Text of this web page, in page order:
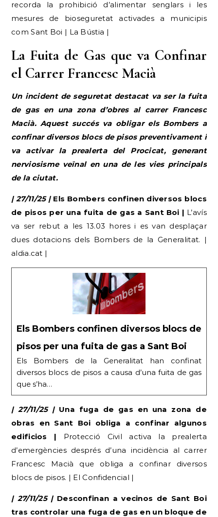
recorda la prohibició d’alimentar senglars i les
mesures de bioseguretat activades a municipis
com Sant Boi | La Bústia |
La Fuita de Gas que va Confinar
el Carrer Francesc Macià
Un incident de seguretat destacat va ser la fuita
de gas en una zona d’obres al carrer Francesc
Macià. Aquest succés va obligar els Bombers a
confinar diversos blocs de pisos preventivament i
va activar la prealerta del Procicat, generant
nerviosisme veïnal en una de les vies principals
de la ciutat.
| 27/11/25 |Els Bombers confinen diversos blocs
de pisos per una fuita de gas a Sant Boi | L’avís
va ser rebut a les 13.03 hores i es van desplaçar
dues dotacions dels Bombers de la Generalitat. |
aldia.cat |
Els Bombers confinen diversos blocs de
pisos per una fuita de gas a Sant Boi
Els Bombers de la Generalitat han confinat
diversos blocs de pisos a causa d’una fuita de gas
que s’ha…
| 27/11/25 |Una fuga de gas en una zona de
obras en Sant Boi obliga a confinar algunos
edificios | Protecció Civil activa la prealerta
d’emergències després d’una incidència al carrer
Francesc Macià que obliga a confinar diversos
blocs de pisos. | El Confidencial |
| 27/11/25 |Desconfinan a vecinos de Sant Boi
tras controlar una fuga de gas en un bloque de